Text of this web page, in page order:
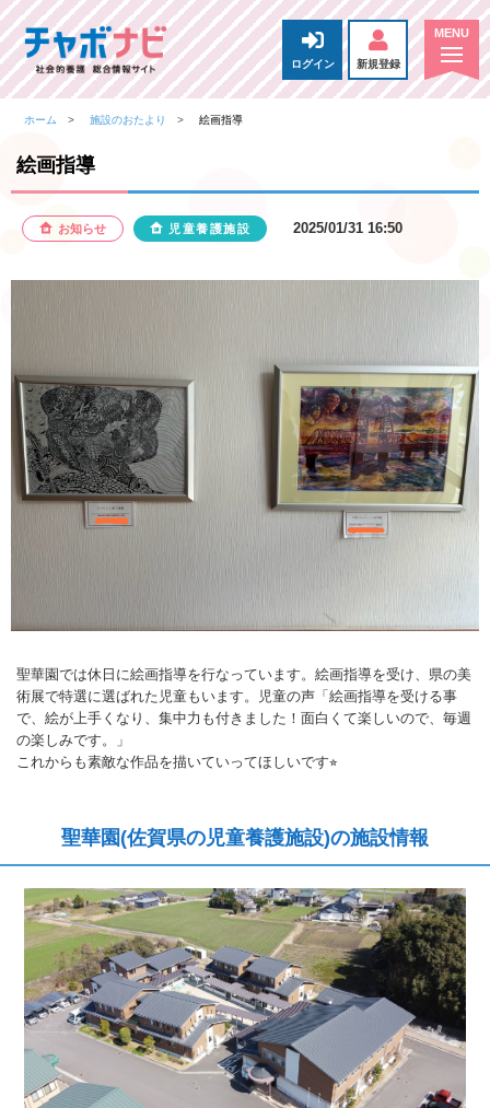
ログイン 新規登録
ホーム 施設のおたより 絵画指導
絵画指導
お知らせ 児童養護施設 2025/01/31 16:50
聖華園では休日に絵画指導を行なっています。絵画指導を受け、県の美
術展で特選に選ばれた児童もいます。児童の声「絵画指導を受ける事
で、絵が上手くなり、集中力も付きました！面白くて楽しいので、毎週
の楽しみです。」
これからも素敵な作品を描いていってほしいです⭐︎
聖華園(佐賀県の児童養護施設)の施設情報